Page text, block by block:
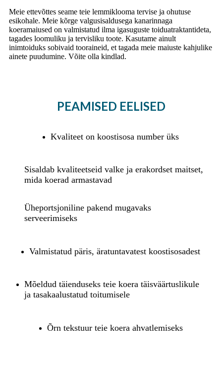
Meie ettevõttes seame teie lemmiklooma tervise ja ohutuse
esikohale. Meie kõrge valgusisaldusega kanarinnaga
koeramaiused on valmistatud ilma igasuguste toiduatraktantideta,
tagades loomuliku ja tervisliku toote. Kasutame ainult
inimtoiduks sobivaid tooraineid, et tagada meie maiuste kahjulike
ainete puudumine. Võite olla kindlad.
PEAMISED EELISED
Kvaliteet on koostisosa number üks
Sisaldab kvaliteetseid valke ja erakordset maitset,
mida koerad armastavad
Üheportsjoniline pakend mugavaks
serveerimiseks
Valmistatud päris, äratuntavatest koostisosadest
Mõeldud täienduseks teie koera täisväärtuslikule
ja tasakaalustatud toitumisele
Õrn tekstuur teie koera ahvatlemiseks